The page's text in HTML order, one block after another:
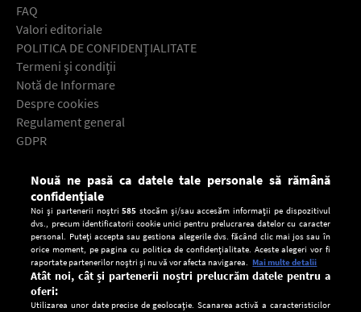
FAQ
Valori editoriale
POLITICA DE CONFIDENŢIALITATE
Termeni şi condiţii
Notă de Informare
Despre cookies
Regulament general
GDPR
Descarcă gratuit aplicaţia Europa FM pentru smartphone:
Nouă ne pasă ca datele tale personale să rămână
confidențiale
Noi și partenerii noștri585 stocăm și/sau accesăm informații pe dispozitivul
dvs., precum identificatorii cookie unici pentru prelucrarea datelor cu caracter
personal. Puteți accepta sau gestiona alegerile dvs. făcând clic mai jos sau în
orice moment, pe pagina cu politica de confidențialitate. Aceste alegeri vor fi
raportate partenerilor noștri și nu vă vor afecta navigarea. Mai multe detalii
Atât noi, cât și partenerii noștri prelucrăm datele pentru a
oferi:
Utilizarea unor date precise de geolocație. Scanarea activă a caracteristicilor